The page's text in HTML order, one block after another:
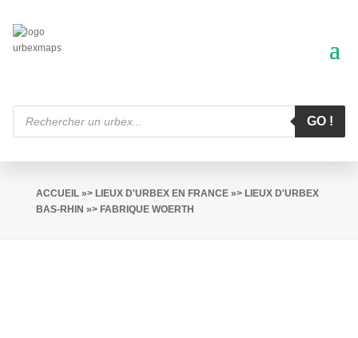
Recherche
produits
GO !
ACCUEIL»> LIEUX D'URBEX EN FRANCE»> LIEUX D'URBEX
BAS-RHIN »> FABRIQUE WOERTH